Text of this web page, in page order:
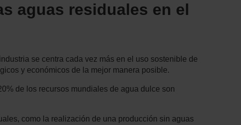
aguas residuales en el
se centra cada vez más en el uso sostenible de
y económicos de la mejor manera posible.
de los recursos mundiales de agua dulce son
como la realización de una producción sin aguas